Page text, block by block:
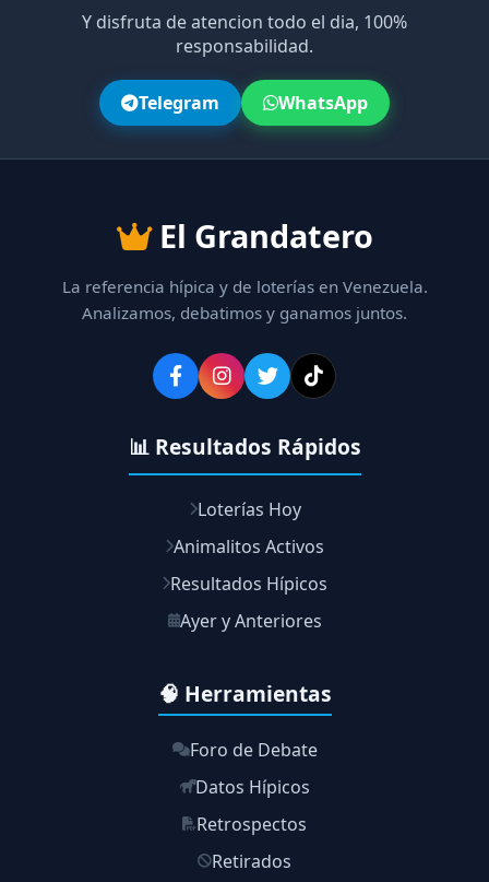
Y disfruta de atencion todo el dia, 100%
responsabilidad.
Telegram WhatsApp
El Grandatero
La referencia hípica y de loterías en Venezuela.
Analizamos, debatimos y ganamos juntos.
📊 Resultados Rápidos
Loterías Hoy
Animalitos Activos
Resultados Hípicos
Ayer y Anteriores
🧠 Herramientas
Foro de Debate
Datos Hípicos
Retrospectos
Retirados